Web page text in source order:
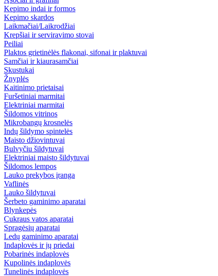
Kepimo indai ir formos
Kepimo skardos
Laikmačiai/Laikrodžiai
Krepšiai ir serviravimo stovai
Peiliai
Plaktos grietinėlės flakonai, sifonai ir plaktuvai
Samčiai ir kiaurasamčiai
Skustukai
Žnyplės
Kaitinimo prietaisai
Furšetiniai marmitai
Elektriniai marmitai
Šildomos vitrinos
Mikrobangų krosnelės
Indų šildymo spintelės
Maisto džiovintuvai
Bulvyčiu šildytuvai
Elektriniai maisto šildytuvai
Šildomos lempos
Lauko prekybos įranga
Vaflinės
Lauko šildytuvai
Šerbeto gaminimo aparatai
Blynkepės
Cukraus vatos aparatai
Spragėsių aparatai
Ledų gaminimo aparatai
Indaplovės ir jų priedai
Pobarinės indaplovės
Kupolinės indaplovės
Tunelinės indaplovės